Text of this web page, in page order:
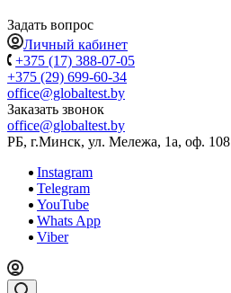
Задать вопрос
Личный кабинет
+375 (17) 388-07-05
+375 (29) 699-60-34
office@globaltest.by
Заказать звонок
office@globaltest.by
РБ, г.Минск, ул. Мележа, 1а, оф. 108
Instagram
Telegram
YouTube
Whats App
Viber